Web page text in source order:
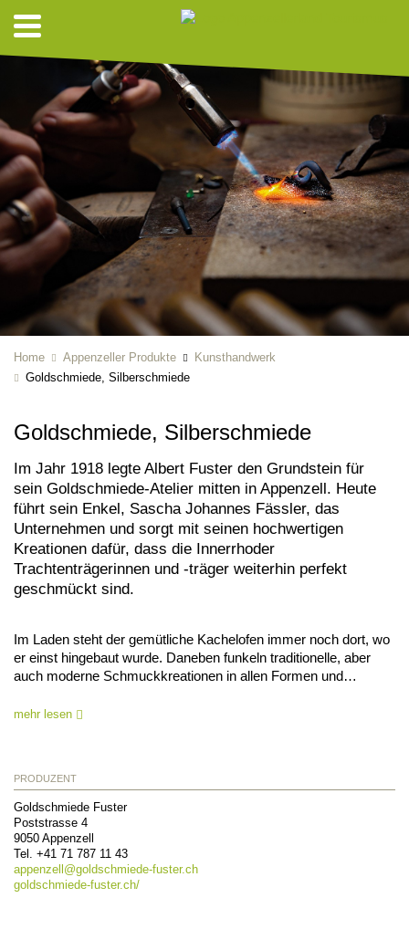
Home Appenzeller Produkte
Kunsthandwerk
Goldschmiede, Silberschmiede
Goldschmiede, Silberschmiede
Im Jahr 1918 legte Albert Fuster den Grundstein für
sein Goldschmiede-Atelier mitten in Appenzell. Heute
führt sein Enkel, Sascha Johannes Fässler, das
Unternehmen und sorgt mit seinen hochwertigen
Kreationen dafür, dass die Innerrhoder
Trachtenträgerinnen und -träger weiterhin perfekt
geschmückt sind.
Im Laden steht der gemütliche Kachelofen immer noch dort, wo
er einst hingebaut wurde. Daneben funkeln traditionelle, aber
auch moderne Schmuckkreationen in allen Formen und…
mehr lesen
PRODUZENT
Goldschmiede Fuster
Poststrasse 4
9050 Appenzell
Tel. +41 71 787 11 43
appenzell@goldschmiede-fuster.ch
goldschmiede-fuster.ch/